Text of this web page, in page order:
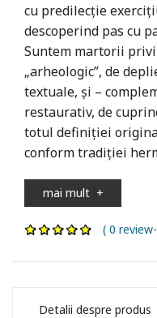
cu predilecţie
descoperind pas cu
Suntem martorii
„arheologic”, de
textuale, şi –
restaurativ, de
totul definiţiei
conform tradiţiei
mai mult +
( 0
Detalii despre produs